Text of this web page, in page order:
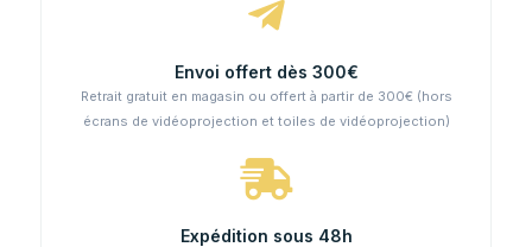
Envoi offert dès 300€
Retrait gratuit en magasin ou offert à partir de 300€ (hors
écrans de vidéoprojection et toiles de vidéoprojection)
Expédition sous 48h